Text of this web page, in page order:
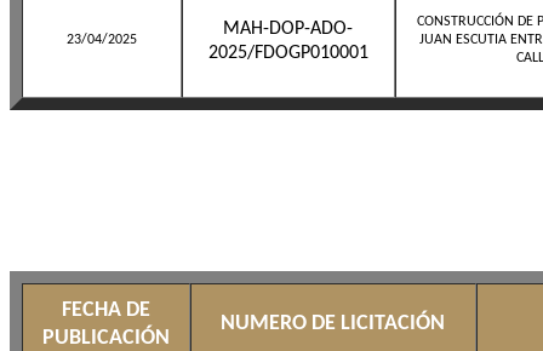
23/04/2025
MAH-DOP-ADO-
2025/FDOGP010001
CONSTRUCCIÓN DE
JUAN ESCUTIA
FECHA DE
PUBLICACIÓN
NUMERO DE LICITACIÓN